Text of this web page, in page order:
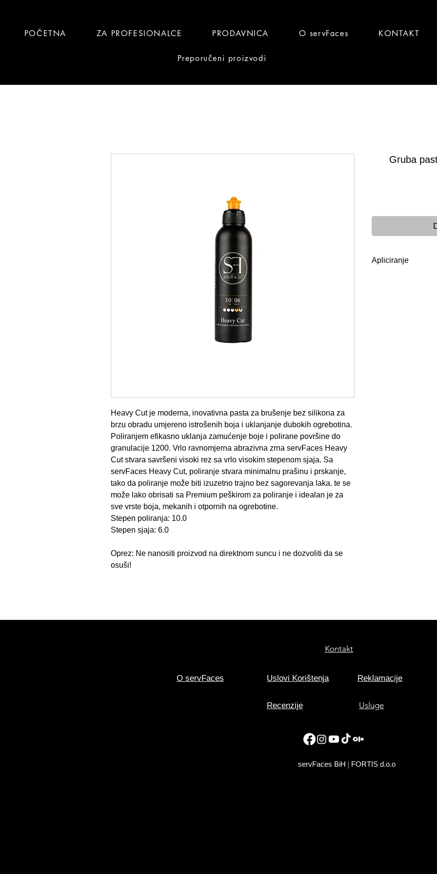
POČETNA ZA PROFESIONALCE PRODAVNICA O servFaces KONTAKT
Preporučeni proizvodi
Heavy Cut je moderna, inovativna pasta za brušenje bez silikona za
brzu obradu umjereno istrošenih boja i uklanjanje dubokih ogrebotina.
Poliranjem efikasno uklanja zamućenje boje i polirane površine do
granulacije 1200. Vrlo ravnomjerna abrazivna zrna servFaces Heavy
Cut stvara savršeni visoki rez sa vrlo visokim stepenom sjaja. Sa
servFaces Heavy Cut, poliranje stvara minimalnu prašinu i prskanje,
tako da poliranje može biti izuzetno trajno bez sagorevanja laka. te se
može lako obrisati sa Premium peškirom za poliranje i idealan je za
sve vrste boja, mekanih i otpornih na ogrebotine.
Stepen poliranja: 10.0
Stepen sjaja: 6.0
Oprez: Ne nanositi proizvod na direktnom suncu i ne dozvoliti da se
osuši!
Gruba
Apliciranje
Kontakt
O servFaces Uslovi Korištenja Reklamacije
Recenzije Usluge
servFaces BiH | FORTIS d.o.o